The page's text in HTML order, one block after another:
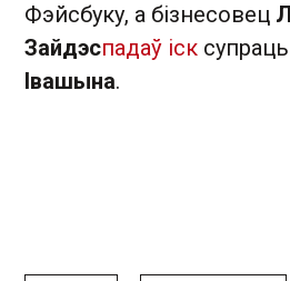
Фэйсбуку, а бізнесовец
Зайдэспадаў іск
Івашына.